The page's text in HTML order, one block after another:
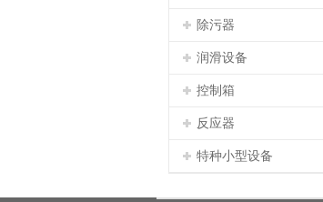
除污器
润滑设备
控制箱
反应器
特种小型设备